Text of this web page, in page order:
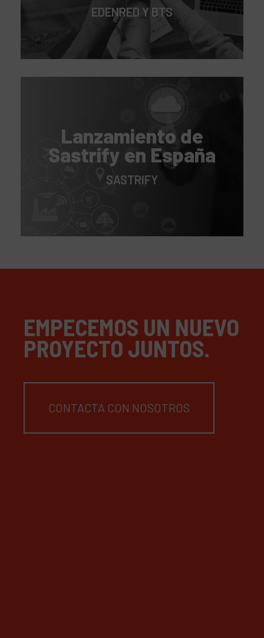
EDENRED Y BTS
Lanzamiento de
Sastrify en España
SASTRIFY
EMPECEMOS UN NUEVO
PROYECTO JUNTOS.
CONTACTA CON NOSOTROS